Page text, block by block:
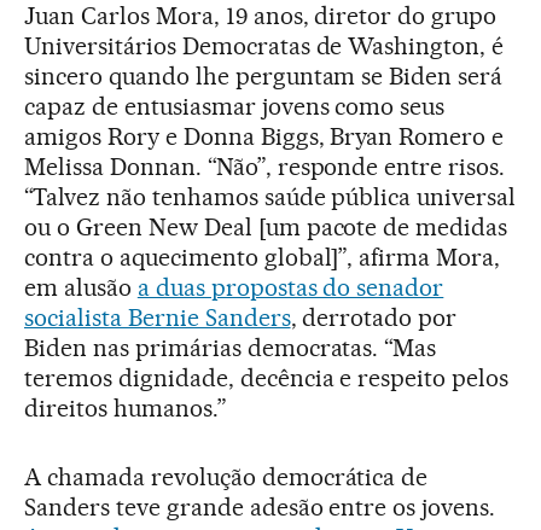
Juan Carlos Mora, 19 anos, diretor do grupo
Universitários Democratas de Washington, é
sincero quando lhe perguntam se Biden será
capaz de entusiasmar jovens como seus
amigos Rory e Donna Biggs, Bryan Romero e
Melissa Donnan. “Não”, responde entre risos.
“Talvez não tenhamos saúde pública universal
ou o Green New Deal [um pacote de medidas
contra o aquecimento global]”, afirma Mora,
em alusão a duas propostas do senador
socialista Bernie Sanders, derrotado por
Biden nas primárias democratas. “Mas
teremos dignidade, decência e respeito pelos
direitos humanos.”
A chamada revolução democrática de
Sanders teve grande adesão entre os jovens.